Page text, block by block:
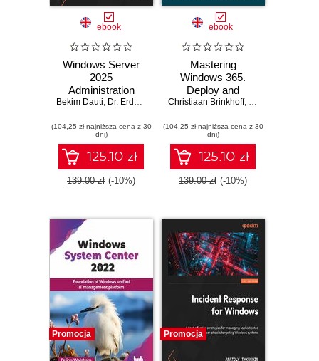
ebook
Windows Server
2025
Administration
Fundamentals. A
managing and
administering
Windows Server
environments -
Fourth Edition
Bekim Dauti, Dr. Erdal Ozkaya
(104,25 zł najniższa cena z 30
dni)
125.10 zł
139.00 zł (-10%)
ebook
Mastering
Windows 365.
Deploy and
Manage Cloud
365 Link devices,
Copilot with Intune,
and Intune Suite -
Second Edition
Christiaan Brinkhoff, Sandeep Patnaik
(104,25 zł najniższa cena z 30
dni)
125.10 zł
139.00 zł (-10%)
Promocja Promocja